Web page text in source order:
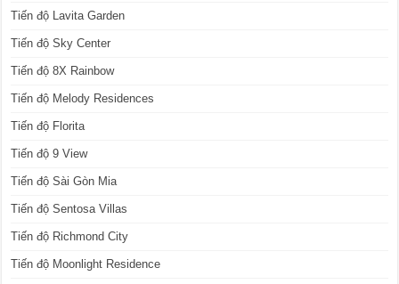
Tiến độ Lavita Garden
Tiến độ Sky Center
Tiến độ 8X Rainbow
Tiến độ Melody Residences
Tiến độ Florita
Tiến độ 9 View
Tiến độ Sài Gòn Mia
Tiến độ Sentosa Villas
Tiến độ Richmond City
Tiến độ Moonlight Residence